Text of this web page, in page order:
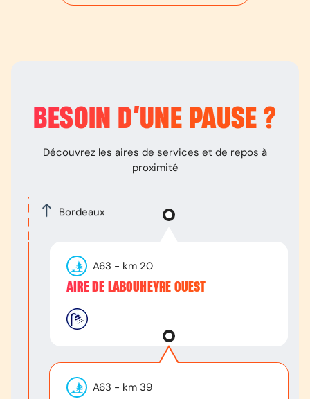
BESOIN D’UNE PAUSE ?
Découvrez les aires de services et de repos à
proximité
Bordeaux
A63 - km 20
AIRE DE LABOUHEYRE OUEST
A63 - km 39